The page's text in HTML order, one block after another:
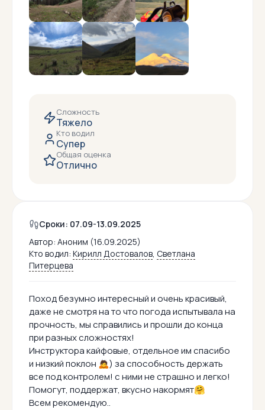
Сложность
Тяжело
Кто водил
Супер
Общая оценка
Отлично
Сроки: 07.09-13.09.2025
Автор: Аноним (16.09.2025)
Кто водил: Кирилл Достовалов, Светлана
Питерцева
Поход безумно интересный и очень красивый,
даже не смотря на то что погода испытывала на
прочность, мы справились и прошли до конца
при разных сложностях!
Инструктора кайфовые, отдельное им спасибо
и низкий поклон 🙇) за способность держать
все под контролем! с ними не страшно и легко!
Помогут, поддержат, вкусно накормят🤗
Всем рекомендую..